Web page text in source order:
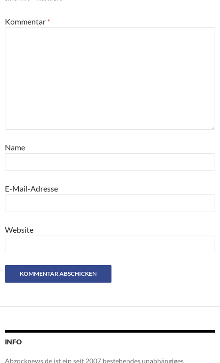
Kommentar *
Name
E-Mail-Adresse
Website
INFO
Abzocknews.de ist ein seit 2007 bestehendes unabhängiges